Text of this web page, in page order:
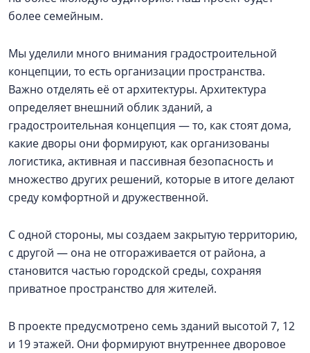
более семейным.
Мы уделили много внимания градостроительной
концепции, то есть организации пространства.
Важно отделять её от архитектуры. Архитектура
определяет внешний облик зданий, а
градостроительная концепция — то, как стоят дома,
какие дворы они формируют, как организованы
логистика, активная и пассивная безопасность и
множество других решений, которые в итоге делают
среду комфортной и дружественной.
С одной стороны, мы создаем закрытую территорию,
с другой — она не отгораживается от района, а
становится частью городской среды, сохраняя
приватное пространство для жителей.
В проекте предусмотрено семь зданий высотой 7, 12
и 19 этажей. Они формируют внутреннее дворовое